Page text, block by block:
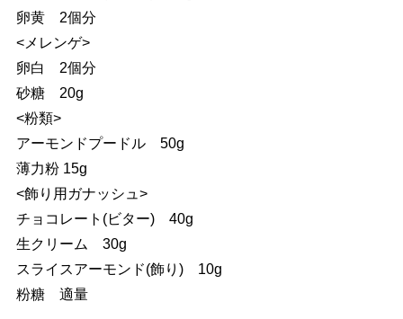
卵黄 2個分
<メレンゲ>
卵白 2個分
砂糖 20g
<粉類>
アーモンドプードル 50g
薄力粉 15g
<飾り用ガナッシュ>
チョコレート(ビター) 40g
生クリーム 30g
スライスアーモンド(飾り) 10g
粉糖 適量